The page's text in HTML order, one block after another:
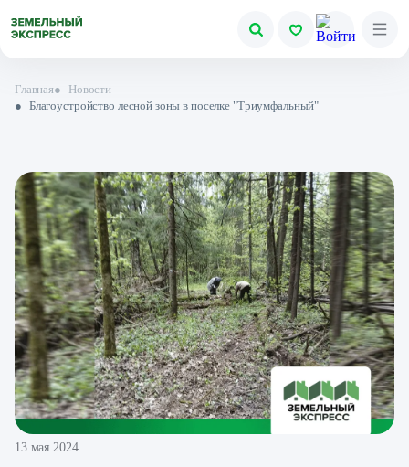
Главная●
Новости
● Благоустройство лесной зоны в поселке "Триумфальный"
13 мая 2024